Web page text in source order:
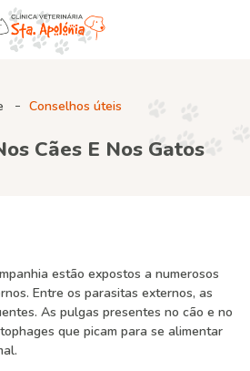
Conselhos úteis
Cães E Nos Gatos
estão expostos a numerosos
Entre os parasitas externos, as
As pulgas presentes no cão e no
que picam para se alimentar